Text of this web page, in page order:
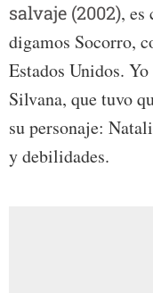
salvaje (2002), es
digamos Socorro,
Estados Unidos.
Silvana, que tuvo
su personaje:
y debilidades.